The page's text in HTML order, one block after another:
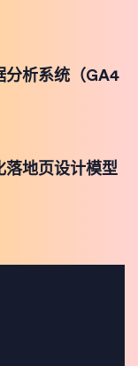
分析系统（GA4
落地页设计模型